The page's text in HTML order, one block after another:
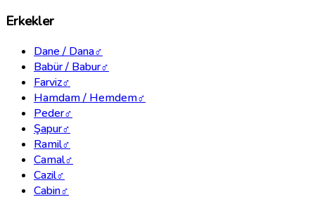
Erkekler
Dane / Dana♂
Babür / Babur♂
Farviz♂
Hamdam / Hemdem♂
Peder♂
Şapur♂
Ramil♂
Camal♂
Cazil♂
Cabin♂